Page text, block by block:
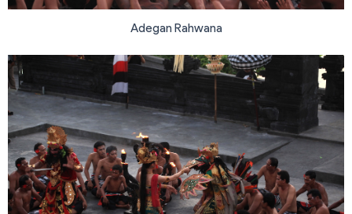
Adegan Rahwana